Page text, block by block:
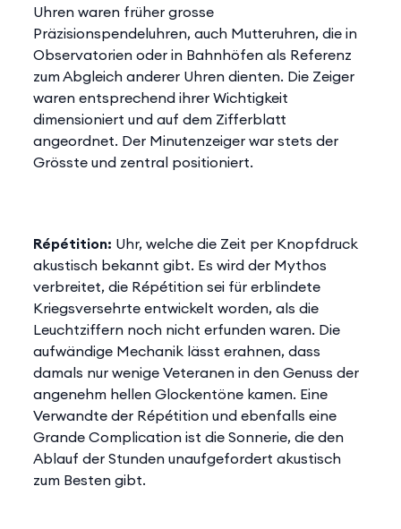
Uhren waren früher grosse
Präzisionspendeluhren, auch Mutteruhren, die in
Observatorien oder in Bahnhöfen als Referenz
zum Abgleich anderer Uhren dienten. Die Zeiger
waren entsprechend ihrer Wichtigkeit
dimensioniert und auf dem Zifferblatt
angeordnet. Der Minutenzeiger war stets der
Grösste und zentral positioniert.
Répétition: Uhr, welche die Zeit per Knopfdruck
akustisch bekannt gibt. Es wird der Mythos
verbreitet, die Répétition sei für erblindete
Kriegsversehrte entwickelt worden, als die
Leuchtziffern noch nicht erfunden waren. Die
aufwändige Mechanik lässt erahnen, dass
damals nur wenige Veteranen in den Genuss der
angenehm hellen Glockentöne kamen. Eine
Verwandte der Répétition und ebenfalls eine
Grande Complication ist die Sonnerie, die den
Ablauf der Stunden unaufgefordert akustisch
zum Besten gibt.